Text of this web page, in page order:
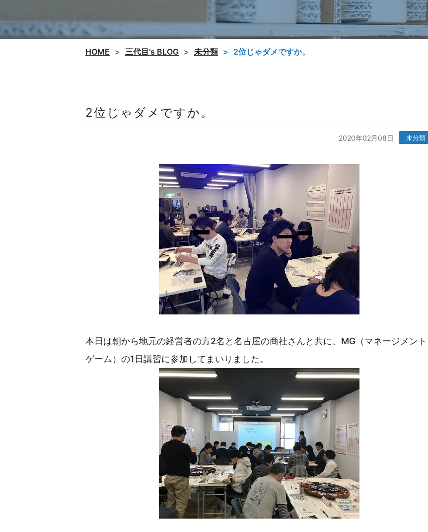
HOME 三代目’s BLOG 未分類 2位じゃダメですか。
2位じゃダメですか。
2020年02月08日 未分類
本日は朝から地元の経営者の方2名と名古屋の商社さんと共に、MG（マネージメント
ゲーム）の1日講習に参加してまいりました。